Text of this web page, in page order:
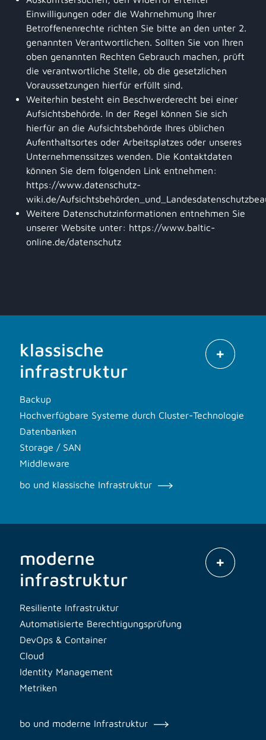
Einwilligungen oder die Wahrnehmung Ihrer
Betroffenenrechte richten Sie bitte an den unter 2.
genannten Verantwortlichen. Sollten Sie von Ihren
oben genannten Rechten Gebrauch machen, prüft
die verantwortliche Stelle, ob die gesetzlichen
Voraussetzungen hierfür erfüllt sind.
Weiterhin besteht ein Beschwerderecht bei einer
Aufsichtsbehörde. In der Regel können Sie sich
hierfür an die Aufsichtsbehörde Ihres üblichen
Aufenthaltsortes oder Arbeitsplatzes oder unseres
Unternehmenssitzes wenden. Die Kontaktdaten
können Sie dem folgenden Link entnehmen:
https://www.datenschutz-
wiki.de/
Weitere Datenschutzinformationen entnehmen Sie
unserer Website unter: https://www.baltic-
online.de/datenschutz
klassische
infrastruktur
Backup
Hochverfügbare Systeme durch Cluster-Technologie
Datenbanken
Storage / SAN
Middleware
bo und klassische Infrastruktur
moderne
infrastruktur
Resiliente Infrastruktur
Automatisierte Berechtigungsprüfung
DevOps & Container
Cloud
Identity Management
Metriken
bo und moderne Infrastruktur